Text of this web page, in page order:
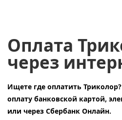
Оплата
через
Ищете где оплатить
оплату банковской картой,
или через Сбербанк Онлайн.